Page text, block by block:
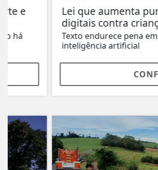
Lei que aumenta punição a
digitais contra crianças é
Texto endurece pena em caso de
inteligência artificial
CONFERIR